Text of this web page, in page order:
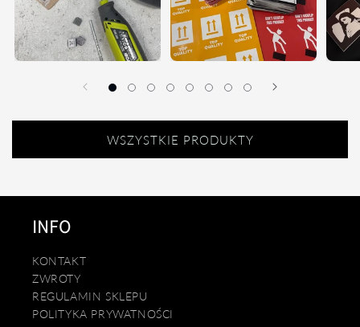
WSZYSTKIE PRODUKTY
INFO
KONTAKT
ZWROTY
REGULAMIN SKLEPU
POLITYKA PRYWATNOŚCI